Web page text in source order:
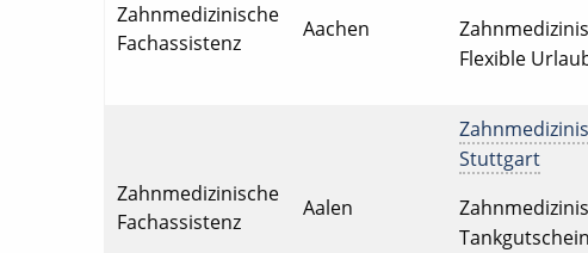
Zahnmedizinische
Fachassistenz
Aachen
Flexible
Zahnmedizinische
Fachassistenz
Aalen
Stuttgart